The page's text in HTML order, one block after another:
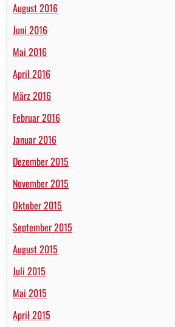
August 2016
Juni 2016
Mai 2016
April 2016
März 2016
Februar 2016
Januar 2016
Dezember 2015
November 2015
Oktober 2015
September 2015
August 2015
Juli 2015
Mai 2015
April 2015